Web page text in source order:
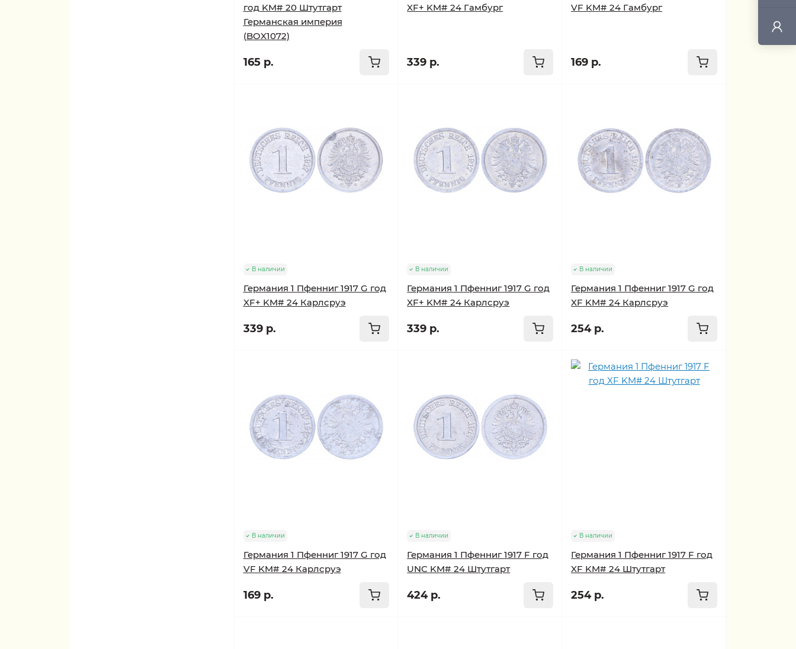
год KM# 20 Штутгарт
Германская империя
(BOX1072)
165 р.
XF+ KM# 24 Гамбург
339 р.
VF KM# 24 Гамбург
169 р.
В наличии
Германия 1 Пфенниг 1917 G год
XF+ KM# 24 Карлсруэ
339 р.
В наличии
Германия 1 Пфенниг 1917 G год
XF+ KM# 24 Карлсруэ
339 р.
В наличии
Германия 1 Пфенниг 1917 G год
XF KM# 24 Карлсруэ
254 р.
В наличии
Германия 1 Пфенниг 1917 G год
VF KM# 24 Карлсруэ
169 р.
В наличии
Германия 1 Пфенниг 1917 F год
UNC KM# 24 Штутгарт
424 р.
В наличии
Германия 1 Пфенниг 1917 F год
XF KM# 24 Штутгарт
254 р.